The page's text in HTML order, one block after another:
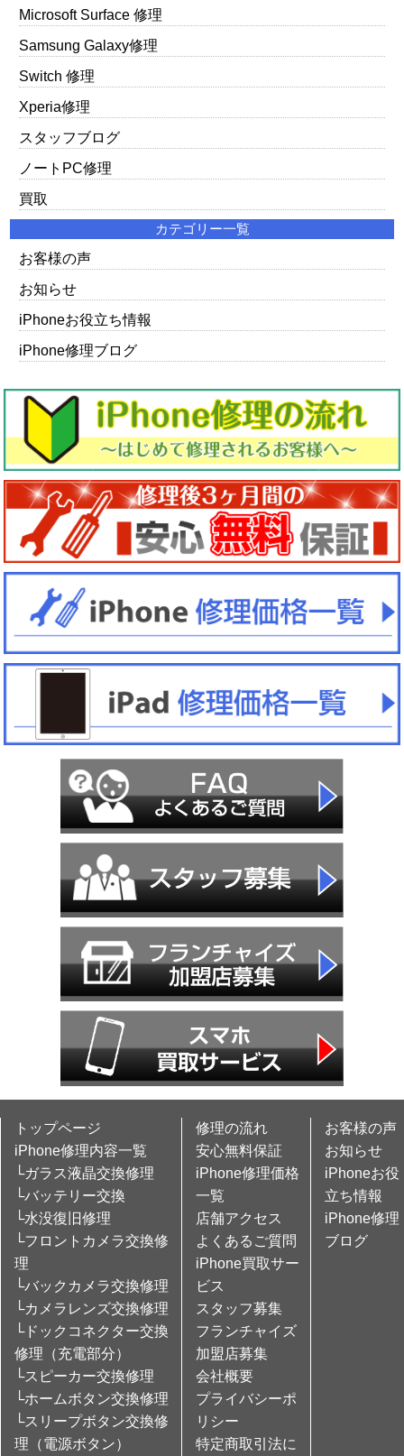
Microsoft Surface 修理
Samsung Galaxy修理
Switch 修理
Xperia修理
スタッフブログ
ノートPC修理
買取
カテゴリー一覧
お客様の声
お知らせ
iPhoneお役立ち情報
iPhone修理ブログ
トップページ
iPhone修理内容一覧
└ガラス液晶交換修理
└バッテリー交換
└水没復旧修理
└フロントカメラ交換修
理
└バックカメラ交換修理
└カメラレンズ交換修理
└ドックコネクター交換
修理（充電部分）
└スピーカー交換修理
└ホームボタン交換修理
└スリープボタン交換修
理（電源ボタン）
修理の流れ
安心無料保証
iPhone修理価格
一覧
店舗アクセス
よくあるご質問
iPhone買取サー
ビス
スタッフ募集
フランチャイズ
加盟店募集
会社概要
プライバシーポ
リシー
特定商取引法に
お客様の声
お知らせ
iPhoneお役
立ち情報
iPhone修理
ブログ